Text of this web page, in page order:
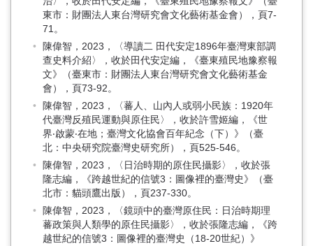
東市：財團法人東台灣研究會文化藝術基金會），頁7-
71。
陳偉智，2023，〈導讀二 田代安定1896年臺灣東部調
查史料介紹〉，收於田代安定編，《臺東殖民地豫察報
文》（臺東市：財團法人東台灣研究會文化藝術基金
會），頁73-92。
陳偉智，2023，〈蕃人、山內人或弱小民族：1920年
代臺灣反殖民運動與原住民〉，收於許雪姬編，《世
界‧啟蒙‧在地；臺灣文化協會百年紀念（下）》（臺
北：中央研究院臺灣史研究所），頁525-546。
陳偉智，2023，〈日治時期的原住民攝影〉，收於張
隆志編，《跨越世紀的信號3：圖像裡的臺灣史》（臺
北市：貓頭鷹出版），頁237-330。
陳偉智，2023，〈鏡頭中的臺灣原住民：日治時期理
蕃政策與人類學的原住民攝影〉，收於張隆志編，《跨
越世紀的信號3：圖像裡的臺灣史（18-20世紀）》